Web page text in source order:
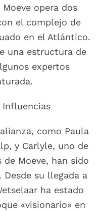
opera dos
el complejo de
en el Atlántico.
una estructura de
expertos
como Paula
y Carlyle, uno de
Moeve, han sido
su llegada a
ha estado
«visionario» en